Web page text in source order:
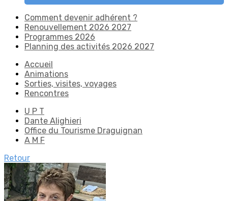
Comment devenir adhérent ?
Renouvellement 2026 2027
Programmes 2026
Planning des activités 2026 2027
Accueil
Animations
Sorties, visites, voyages
Rencontres
U P T
Dante Alighieri
Office du Tourisme Draguignan
A M F
Retour